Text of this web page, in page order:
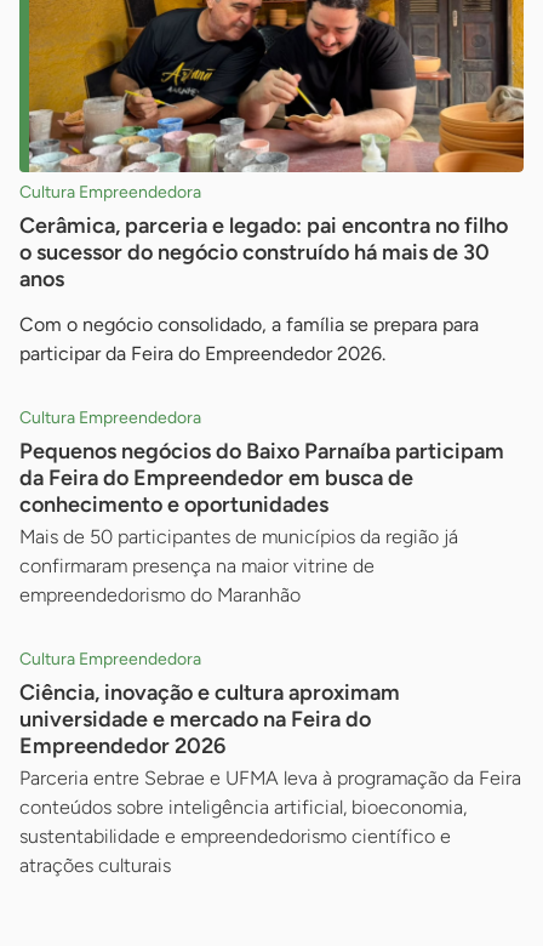
Cultura Empreendedora
Cerâmica, parceria e legado: pai encontra no filho
o sucessor do negócio construído há mais de 30
anos
Com o negócio consolidado, a família se prepara para
participar da Feira do Empreendedor 2026.
Cultura Empreendedora
Pequenos negócios do Baixo Parnaíba participam
da Feira do Empreendedor em busca de
conhecimento e oportunidades
Mais de 50 participantes de municípios da região já
confirmaram presença na maior vitrine de
empreendedorismo do Maranhão
Cultura Empreendedora
Ciência, inovação e cultura aproximam
universidade e mercado na Feira do
Empreendedor 2026
Parceria entre Sebrae e UFMA leva à programação da Feira
conteúdos sobre inteligência artificial, bioeconomia,
sustentabilidade e empreendedorismo científico e
atrações culturais